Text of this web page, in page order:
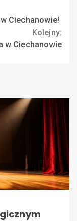
Ciechanowie!
Kolejny:
w Ciechanowie